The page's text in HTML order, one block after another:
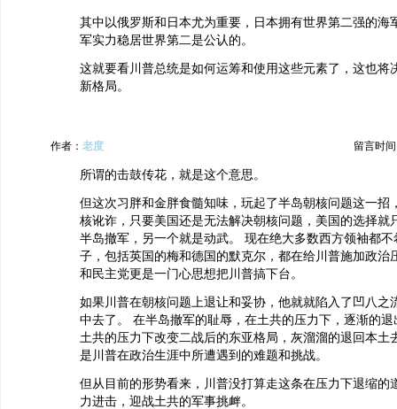
其中以俄罗斯和日本尤为重要，日本拥有世界第二强的海
军实力稳居世界第二是公认的。
这就要看川普总统是如何运筹和使用这些元素了，这也将
新格局。
作者： 老度 留言时间
所谓的击鼓传花，就是这个意思。
但这次习胖和金胖食髓知味，玩起了半岛朝核问题这一招
核讹诈，只要美国还是无法解决朝核问题，美国的选择就
半岛撤军，另一个就是动武。 现在绝大多数西方领袖都
子，包括英国的梅和德国的默克尔，都在给川普施加政治
和民主党更是一门心思想把川普搞下台。
如果川普在朝核问题上退让和妥协，他就就陷入了凹八之
中去了。 在半岛撤军的耻辱，在土共的压力下，逐渐的
土共的压力下改变二战后的东亚格局，灰溜溜的退回本土
是川普在政治生涯中所遭遇到的难题和挑战。
但从目前的形势看来，川普没打算走这条在压力下退缩的
力进击，迎战土共的军事挑衅。